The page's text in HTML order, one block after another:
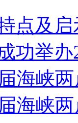
点及启
功举
海峡
海峡